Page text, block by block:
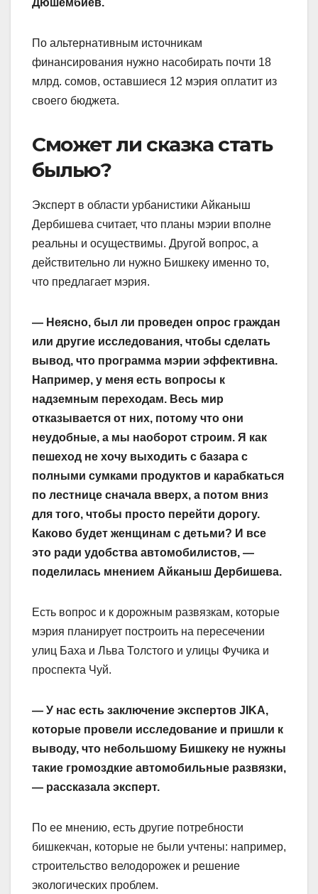
Дюшембиев.
По альтернативным источникам
финансирования нужно насобирать почти 18
млрд. сомов, оставшиеся 12 мэрия оплатит из
своего бюджета.
Сможет ли сказка стать
былью?
Эксперт в области урбанистики Айканыш
Дербишева считает, что планы мэрии вполне
реальны и осуществимы. Другой вопрос, а
действительно ли нужно Бишкеку именно то,
что предлагает мэрия.
— Неясно, был ли проведен опрос граждан
или другие исследования, чтобы сделать
вывод, что программа мэрии эффективна.
Например, у меня есть вопросы к
надземным переходам. Весь мир
отказывается от них, потому что они
неудобные, а мы наоборот строим. Я как
пешеход не хочу выходить с базара с
полными сумками продуктов и карабкаться
по лестнице сначала вверх, а потом вниз
для того, чтобы просто перейти дорогу.
Каково будет женщинам с детьми? И все
это ради удобства автомобилистов, —
поделилась мнением Айканыш Дербишева.
Есть вопрос и к дорожным развязкам, которые
мэрия планирует построить на пересечении
улиц Баха и Льва Толстого и улицы Фучика и
проспекта Чуй.
— У нас есть заключение экспертов JIKA,
которые провели исследование и пришли к
выводу, что небольшому Бишкеку не нужны
такие громоздкие автомобильные развязки,
— рассказала эксперт.
По ее мнению, есть другие потребности
бишкекчан, которые не были учтены: например,
строительство велодорожек и решение
экологических проблем.